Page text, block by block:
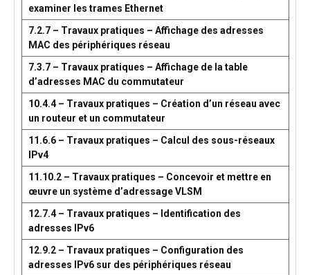
examiner les trames Ethernet
7.2.7 – Travaux pratiques – Affichage des adresses
MAC des périphériques réseau
7.3.7 – Travaux pratiques – Affichage de la table
d’adresses MAC du commutateur
10.4.4 – Travaux pratiques – Création d’un réseau avec
un routeur et un commutateur
11.6.6 – Travaux pratiques – Calcul des sous-réseaux
IPv4
11.10.2 – Travaux pratiques – Concevoir et mettre en
œuvre un système d’adressage VLSM
12.7.4 – Travaux pratiques – Identification des
adresses IPv6
12.9.2 – Travaux pratiques – Configuration des
adresses IPv6 sur des périphériques réseau